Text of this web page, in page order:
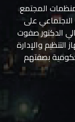
المجتمع
على
الدكتور صفوت
والإدارة
بصفتهم